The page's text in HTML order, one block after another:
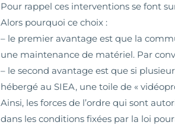
Pour rappel ces interventions se font
Alors pourquoi ce choix :
– le premier avantage est que la
une maintenance de matériel. Par
– le second avantage est que si
hébergé au SIEA, une toile de «
Ainsi, les forces de l’ordre qui sont
dans les conditions fixées par la loi